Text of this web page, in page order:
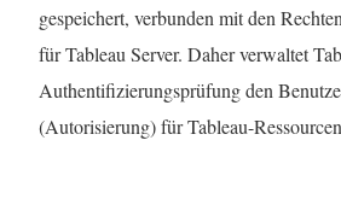
gespeichert, verbunden mit den
für Tableau Server. Daher verwaltet
Authentifizierungsprüfung den
(Autorisierung) für Tableau-